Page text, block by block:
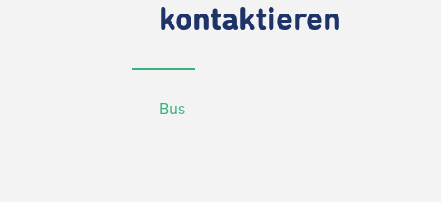
kontaktieren
Bus